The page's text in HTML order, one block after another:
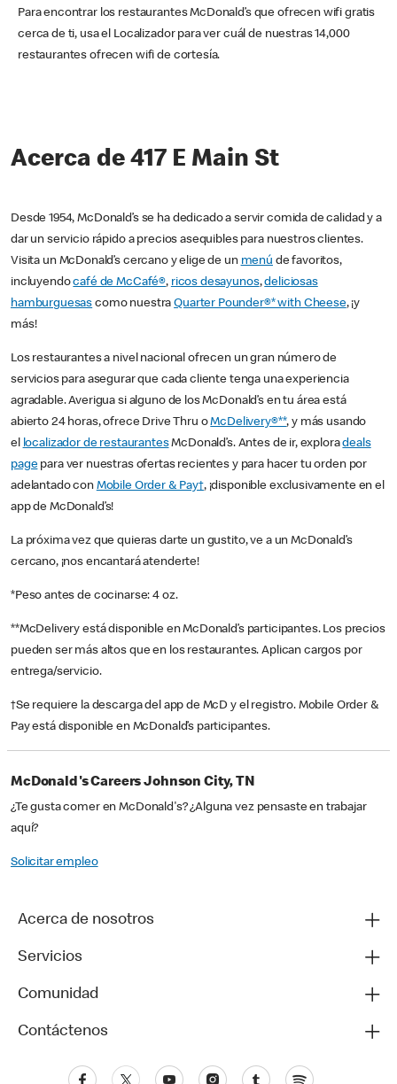
Para encontrar los restaurantes McDonald’s que ofrecen wifi gratis
cerca de ti, usa el Localizador para ver cuál de nuestras 14,000
restaurantes ofrecen wifi de cortesía.
Acerca de 417 E Main St
Desde 1954, McDonald’s se ha dedicado a servir comida de calidad y a
dar un servicio rápido a precios asequibles para nuestros clientes.
Visita un McDonald’s cercano y elige de un menú de favoritos,
incluyendocafé de McCafé®, ricos desayunos,deliciosas
hamburguesas como nuestraQuarter Pounder®* with Cheese, ¡y
más!
Los restaurantes a nivel nacional ofrecen un gran número de
servicios para asegurar que cada cliente tenga una experiencia
agradable. Averigua si alguno de los McDonald’s en tu área está
abierto 24 horas, ofrece Drive Thru oMcDelivery®**, y más usando
el localizador de restaurantesMcDonald’s. Antes de ir, exploradeals
pagepara ver nuestras ofertas recientes y para hacer tu orden por
adelantado con Mobile Order & Pay†, ¡disponible exclusivamente en el
app de McDonald’s!
La próxima vez que quieras darte un gustito, ve a un McDonald’s
cercano, ¡nos encantará atenderte!
*Peso antes de cocinarse: 4 oz.
**McDelivery está disponible en McDonald’s participantes. Los precios
pueden ser más altos que en los restaurantes. Aplican cargos por
entrega/servicio.
†Se requiere la descarga del app de McD y el registro. Mobile Order &
Pay está disponible en McDonald’s participantes.
McDonald's Careers Johnson City, TN
¿Te gusta comer en McDonald's? ¿Alguna vez pensaste en trabajar
aquí?
Solicitar empleo
Acerca de nosotros
Servicios
Comunidad
Contáctenos